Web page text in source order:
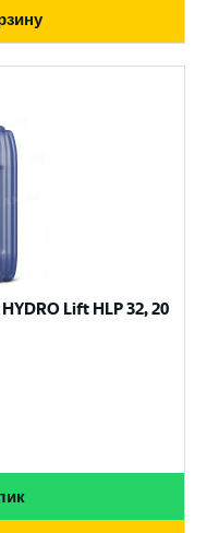
Lift HLP 32, 20